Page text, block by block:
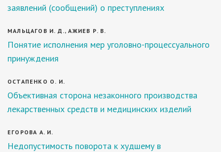
заявлений (сообщений) о преступлениях
МАЛЬЦАГОВ И. Д., АЖИЕВ Р. В.
Понятие исполнения мер уголовно-процессуального
принуждения
ОСТАПЕНКО О. И.
Объективная сторона незаконного производства
лекарственных средств и медицинских изделий
ЕГОРОВА А. И.
Недопустимость поворота к худшему в